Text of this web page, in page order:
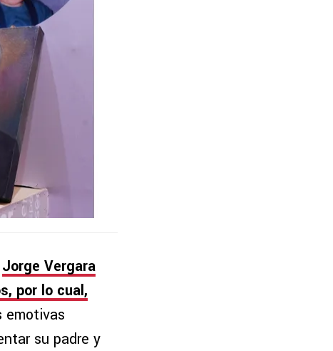
Jorge Vergara
por lo cual,
emotivas
su padre y